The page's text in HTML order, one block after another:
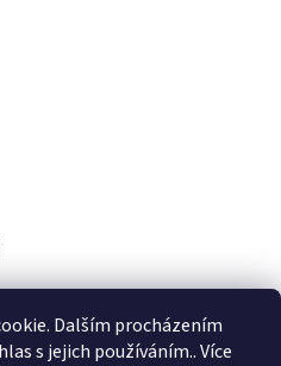
Dalším procházením
s jejich používáním.. Více